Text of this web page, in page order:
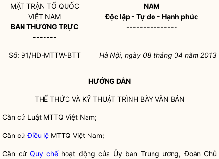
MẶT TRẬN TỔ QUỐC
VIỆT NAM
BAN THƯỜNG TRỰC
-------
NAM
Độc lập - Tự do - Hạnh phúc
---------------
Số: 91/HD-MTTW-BTT Hà Nội, ngày 08 tháng 04 năm 2013
HƯỚNG DẪN
THỂ THỨC VÀ KỸ THUẬT TRÌNH BÀY VĂN BẢN
Căn cứ Luật MTTQ Việt Nam;
Căn cứĐiều lệ MTTQ Việt Nam;
Căn cứ Quy chếhoạt động của Ủy ban Trung ương, Đoàn Chủ